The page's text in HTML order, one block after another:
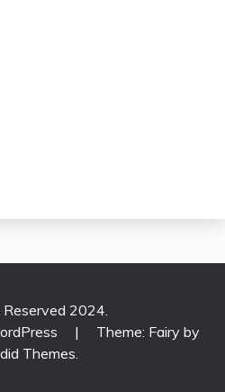
2024.
|
Theme: Fairy by
Themes